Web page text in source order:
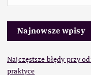
Najnowsze wpisy
Najczęstsze błędy przy
praktyce